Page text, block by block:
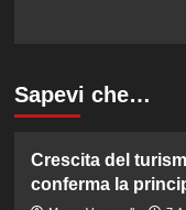
Sapevi che…
Crescita del
conferma la